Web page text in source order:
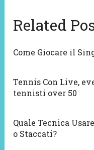
Related
Come Giocare il
Tennis Con Live,
tennisti over 50
Quale Tecnica
o Staccati?